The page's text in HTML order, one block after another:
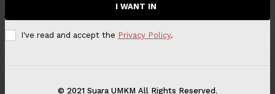
I WANT IN
I've read and accept the Privacy Policy.
© 2021 Suara UMKM All Rights Reserved.